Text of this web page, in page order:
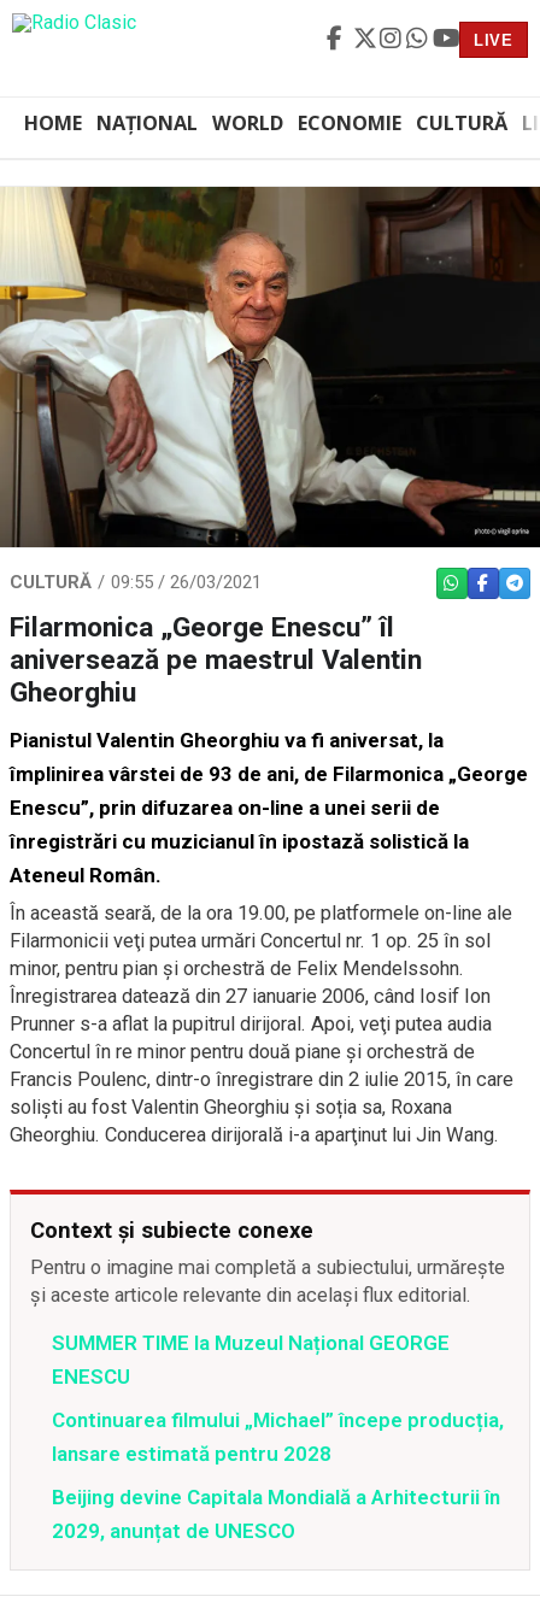
LIVE
HOME NAȚIONAL WORLD ECONOMIE CULTURĂ
CULTURĂ 09:55 / 26/03/2021 WHATSAPP
Filarmonica „George Enescu” îl
aniversează pe maestrul Valentin
Gheorghiu
Pianistul Valentin Gheorghiu va fi aniversat, la
împlinirea vârstei de 93 de ani, de Filarmonica „George
Enescu”, prin difuzarea on-line a unei serii de
înregistrări cu muzicianul în ipostază solistică la
Ateneul Român.
În această seară, de la ora 19.00, pe platformele on-line ale
Filarmonicii veţi putea urmări Concertul nr. 1 op. 25 în sol
minor, pentru pian și orchestră de Felix Mendelssohn.
Înregistrarea datează din 27 ianuarie 2006, când Iosif Ion
Prunner s-a aflat la pupitrul dirijoral. Apoi, veţi putea audia
Concertul în re minor pentru două piane și orchestră de
Francis Poulenc, dintr-o înregistrare din 2 iulie 2015, în care
solişti au fost Valentin Gheorghiu şi soția sa, Roxana
Gheorghiu. Conducerea dirijorală i-a aparţinut lui Jin Wang.
Context și subiecte conexe
Pentru o imagine mai completă a subiectului, urmărește
și aceste articole relevante din același flux editorial.
SUMMER TIME la Muzeul Național GEORGE
ENESCU
Continuarea filmului „Michael” începe producția,
lansare estimată pentru 2028
Beijing devine Capitala Mondială a Arhitecturii în
2029, anunțat de UNESCO